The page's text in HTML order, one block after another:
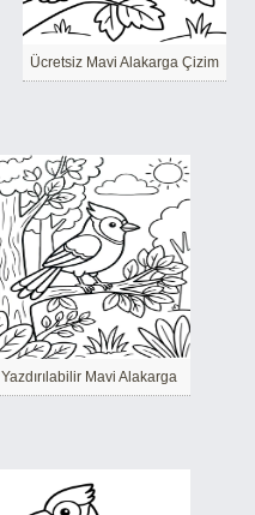
Ücretsiz Mavi Alakarga Çizim
Yazdırılabilir Mavi Alakarga